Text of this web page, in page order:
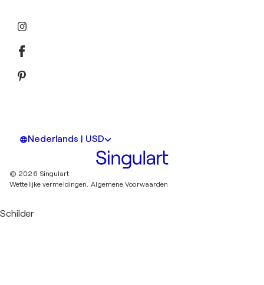
Nederlands | USD
© 2026 Singulart
Wettelijke vermeldingen. Algemene Voorwaarden
Schilder